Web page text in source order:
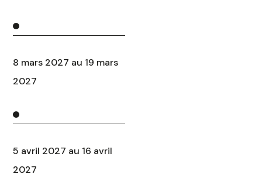
8 mars 2027 au 19 mars
2027
5 avril 2027 au 16 avril
2027